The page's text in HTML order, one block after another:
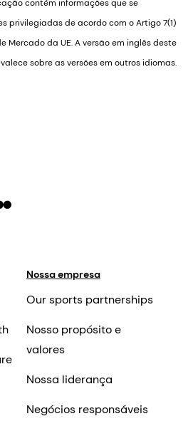
contém informações que se
privilegiadas de acordo com o Artigo 7(1)
Mercado da UE. A versão em inglês deste
sobre as versões em outros idiomas.
Nossa empresa
Our sports partnerships
Nosso propósito e
valores
Nossa liderança
Negócios responsáveis